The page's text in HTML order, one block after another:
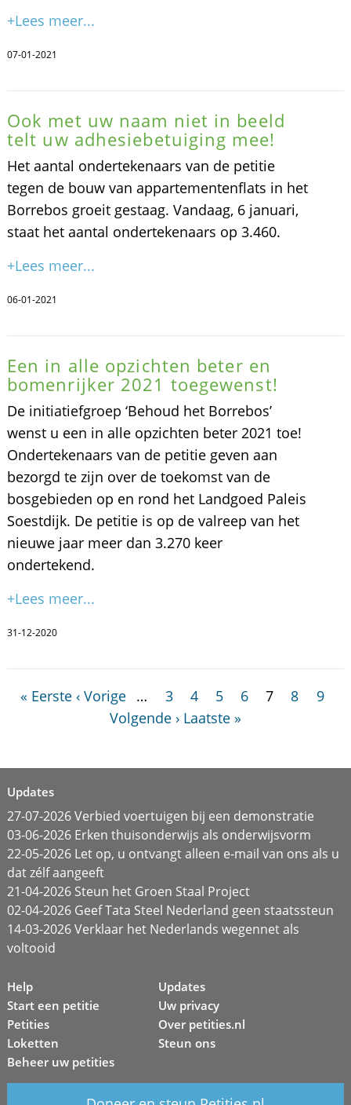
+Lees meer...
07-01-2021
Ook met uw naam niet in beeld
telt uw adhesiebetuiging mee!
Het aantal ondertekenaars van de petitie
tegen de bouw van appartementenflats in het
Borrebos groeit gestaag. Vandaag, 6 januari,
staat het aantal ondertekenaars op 3.460.
+Lees meer...
06-01-2021
Een in alle opzichten beter en
bomenrijker 2021 toegewenst!
De initiatiefgroep ‘Behoud het Borrebos’
wenst u een in alle opzichten beter 2021 toe!
Ondertekenaars van de petitie geven aan
bezorgd te zijn over de toekomst van de
bosgebieden op en rond het Landgoed Paleis
Soestdijk. De petitie is op de valreep van het
nieuwe jaar meer dan 3.270 keer
ondertekend.
+Lees meer...
31-12-2020
« Eerste ‹ Vorige … 3 4 5 6 7 8
9
Volgende › Laatste »
Updates
27-07-2026 Verbied voertuigen bij een demonstratie
03-06-2026 Erken thuisonderwijs als onderwijsvorm
22-05-2026 Let op, u ontvangt alleen e-mail van ons als u
dat zélf aangeeft
21-04-2026 Steun het Groen Staal Project
02-04-2026 Geef Tata Steel Nederland geen staatssteun
14-03-2026 Verklaar het Nederlands wegennet als
voltooid
Help
Start een petitie
Petities
Loketten
Beheer uw petities
Updates
Uw privacy
Over petities.nl
Steun ons